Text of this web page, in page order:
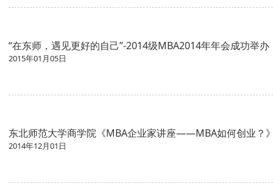
“在东师，遇见更好的自己”-2014级MBA2014年年会成功举办
2015年01月05日
东北师范大学商学院《MBA企业家讲座——MBA如何创业？
2014年12月01日